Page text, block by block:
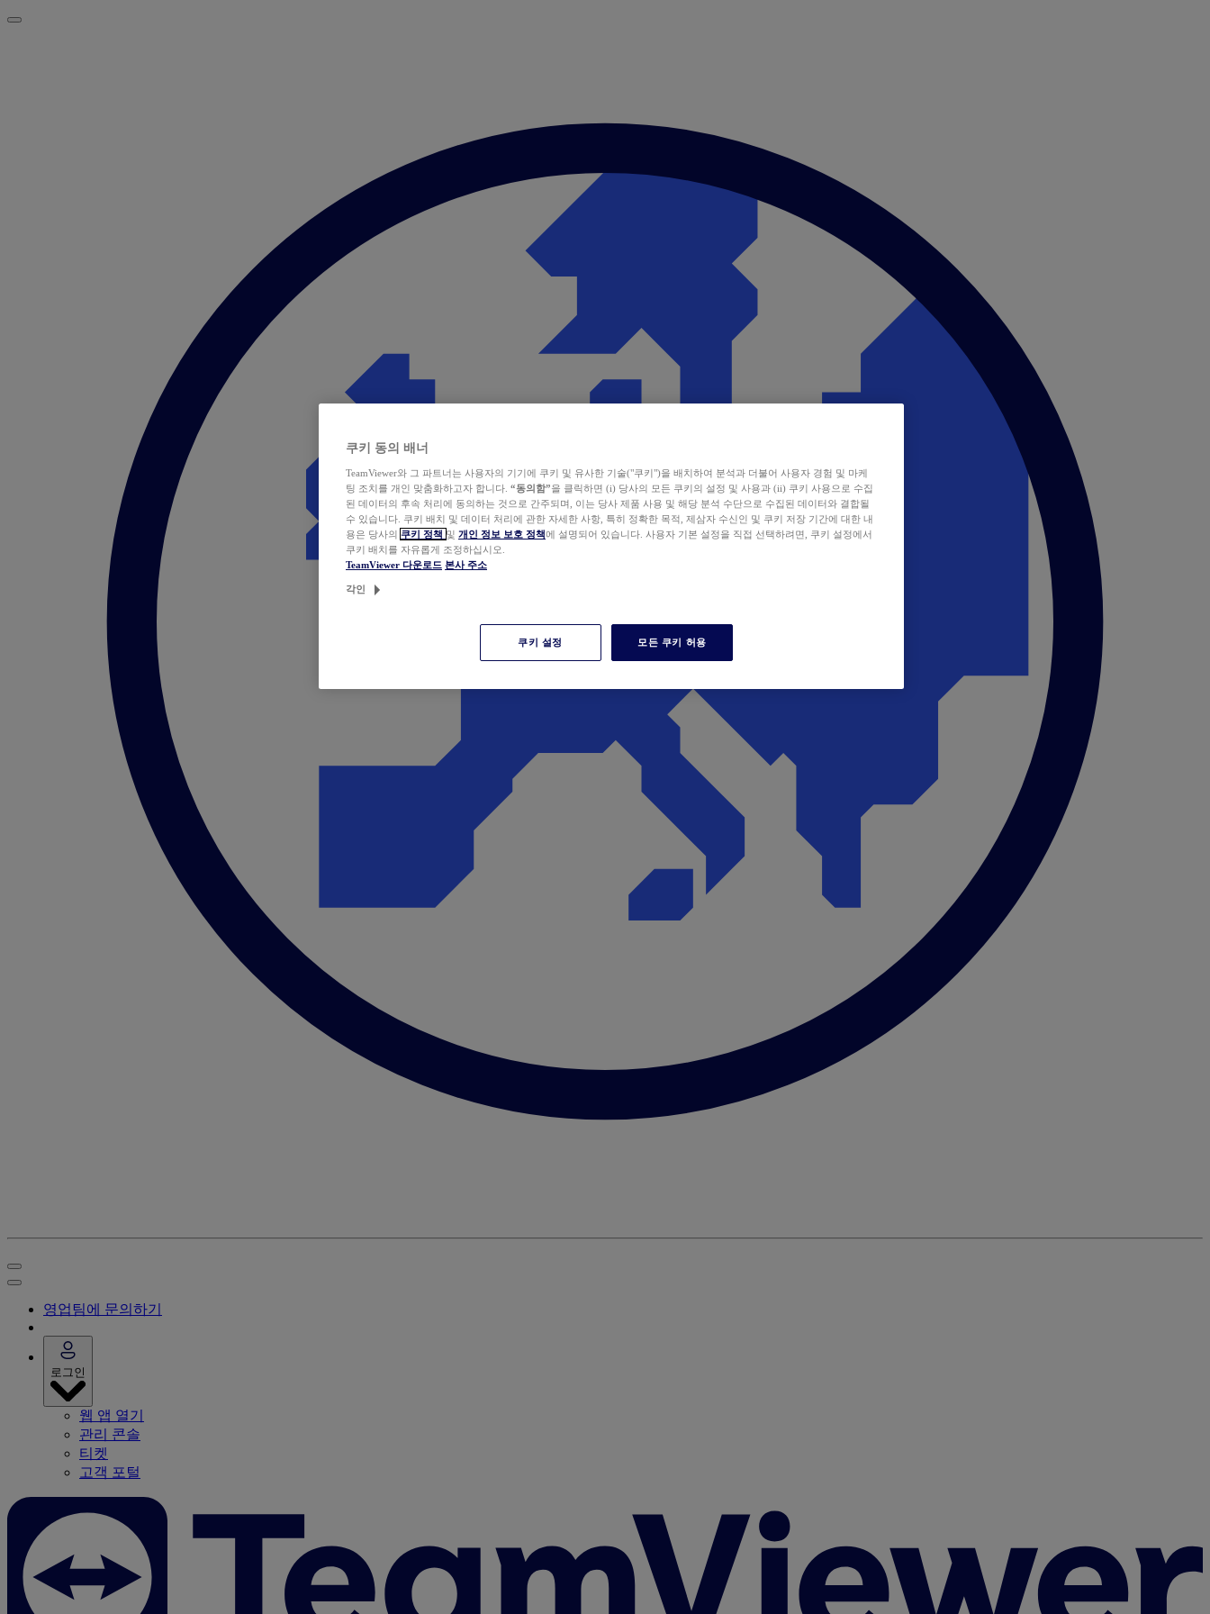
영업팀에 문의하기
로그인
웹 앱 열기
관리 콘솔
티켓
고객 포털
쿠키 동의 배너
TeamViewer와 그 파트너는 사용자의 기기에 쿠키 및 유사한 기술("쿠키")을 배치하여 분석과 더불어 사용자 경험 및 마케
팅 조치를 개인 맞춤화하고자 합니다. “동의함”을 클릭하면 (i) 당사의 모든 쿠키의 설정 및 사용과 (ii) 쿠키 사용으로 수집
된 데이터의 후속 처리에 동의하는 것으로 간주되며, 이는 당사 제품 사용 및 해당 분석 수단으로 수집된 데이터와 결합될
수 있습니다. 쿠키 배치 및 데이터 처리에 관한 자세한 사항, 특히 정확한 목적, 제삼자 수신인 및 쿠키 저장 기간에 대한 내
용은 당사의 쿠키 정책 및 개인 정보 보호 정책에 설명되어 있습니다. 사용자 기본 설정을 직접 선택하려면, 쿠키 설정에서
쿠키 배치를 자유롭게 조정하십시오.
TeamViewer 다운로드 본사 주소
각인
쿠키 설정 모든 쿠키 허용